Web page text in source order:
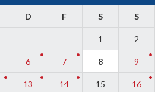
D F S S
1 2
6 7 8 9
13 14 15 16